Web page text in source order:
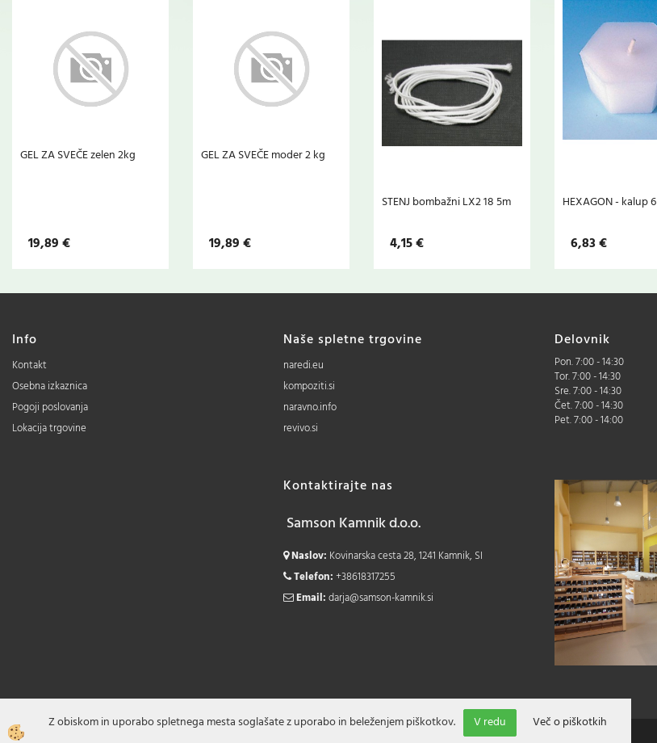
GEL ZA SVEČE zelen 2kg
19,89 €
GEL ZA SVEČE moder 2 kg
19,89 €
STENJ bombažni LX2 18 5m
4,15 €
HEXAGON - kalup 6
6,83 €
Info
Kontakt
Osebna izkaznica
Pogoji poslovanja
Lokacija trgovine
Naše spletne trgovine
naredi.eu
kompoziti.si
naravno.info
revivo.si
Delovnik
Pon. 7:00 - 14:30
Tor. 7:00 - 14:30
Sre. 7:00 - 14:30
Čet. 7:00 - 14:30
Pet. 7:00 - 14:00
Kontaktirajte nas
Samson Kamnik d.o.o.
Naslov: Kovinarska cesta 28, 1241 Kamnik, SI
Telefon:+38618317255
Email:darja@samson-kamnik.si
Izdelava spletne trgovine
Z obiskom in uporabo spletnega mesta soglašate z uporabo in beleženjem piškotkov. V redu Več o piškotkih